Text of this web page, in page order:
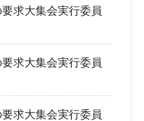
求大集会実行委員
求大集会実行委員
求大集会実行委員